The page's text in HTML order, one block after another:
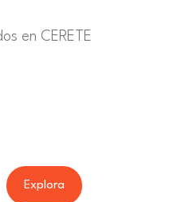
en CERETE
Explora